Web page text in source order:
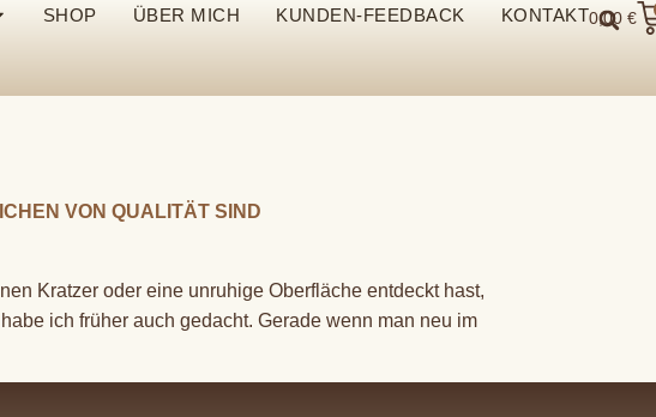
SHOP ÜBER MICH KUNDEN-FEEDBACK KONTAKT0,00€
VON QUALITÄT SIND
Kratzer oder eine unruhige Oberfläche entdeckt hast,
ich früher auch gedacht. Gerade wenn man neu im